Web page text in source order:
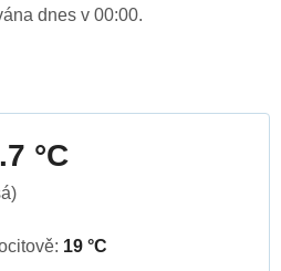
dnes v 00:00.
°C
19 °C